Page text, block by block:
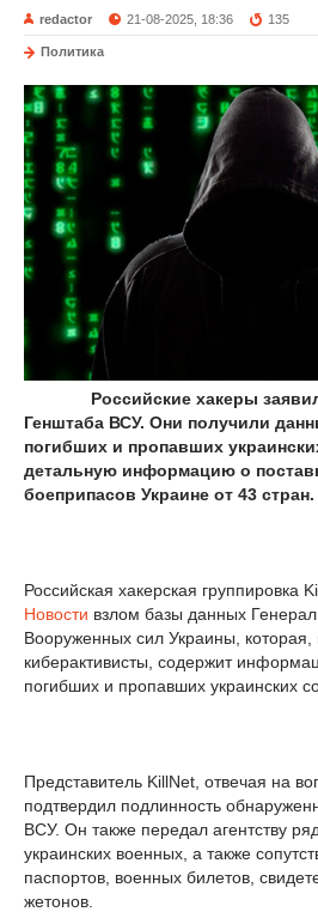
redactor 21-08-2025, 18:36 135
Политика
Российские хакеры
Генштаба ВСУ. Они получили
погибших и пропавших
детальную информацию о
боеприпасов Украине от 43 стран.
Российская хакерская группировка
Новости взлом базы данных
Вооруженных сил Украины, которая,
киберактивисты, содержит
погибших и пропавших украинских
Представитель KillNet, отвечая на
подтвердил подлинность
ВСУ. Он также передал агентству
украинских военных, а также
паспортов, военных билетов,
жетонов.